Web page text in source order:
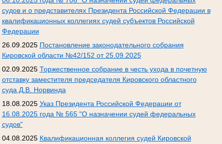
судов и о представителях Президента Российской Федерации в
квалификационных коллегиях судей субъектов Российской
Федерации
26.09.2025 Постановление законодательного собрания
Кировской области №42/152 от 25.09.2025
02.09.2025 Торжественное собрание в честь ухода в почетную
отставку заместителя председателя Кировского областного
суда Д.В. Норвинда
18.08.2025 Указ Президента Российской Федерации от
16.08.2025 года № 565 "О назначении судей федеральных
судов"
04.08.2025 Квалификационная коллегия судей Кировской